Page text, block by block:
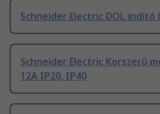
Schneider Electric DOL indító
Schneider Electric Korszerű
12A IP20, IP40